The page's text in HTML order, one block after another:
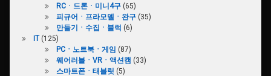
RCㆍ드론ㆍ미니4구(65)
피규어ㆍ프라모델ㆍ완구(35)
만들기ㆍ수집ㆍ블럭 (6)
IT(125)
PCㆍ노트북ㆍ게임 (87)
웨어러블ㆍVRㆍ액션캠 (33)
스마트폰ㆍ태블릿 (5)